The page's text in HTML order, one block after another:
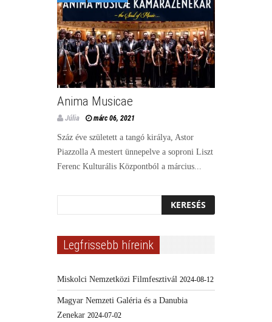
Anima Musicae
Júlia márc 06, 2021
Száz éve született a tangó királya, Astor
Piazzolla A mestert ünnepelve a soproni Liszt
Ferenc Kulturális Központból a március...
Legfrissebb híreink
Miskolci Nemzetközi Filmfesztivál 2024-08-12
Magyar Nemzeti Galéria és a Danubia
Zenekar 2024-07-02